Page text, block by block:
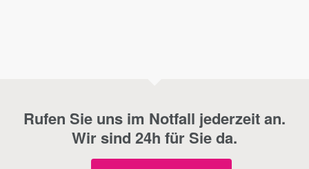
Rufen Sie uns im Notfall jederzeit an.
Wir sind 24h für Sie da.